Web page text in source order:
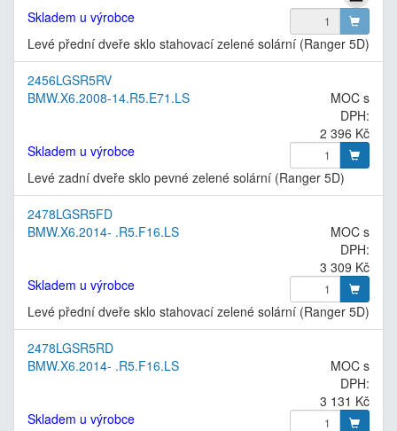
Skladem u výrobce
Levé přední dveře sklo stahovací zelené solární (Ranger 5D)
2456LGSR5RV
BMW.X6.2008-14.R5.E71.LS
MOC s
DPH:
2 396 Kč
Skladem u výrobce
Levé zadní dveře sklo pevné zelené solární (Ranger 5D)
2478LGSR5FD
BMW.X6.2014- .R5.F16.LS
MOC s
DPH:
3 309 Kč
Skladem u výrobce
Levé přední dveře sklo stahovací zelené solární (Ranger 5D)
2478LGSR5RD
BMW.X6.2014- .R5.F16.LS
MOC s
DPH:
3 131 Kč
Skladem u výrobce